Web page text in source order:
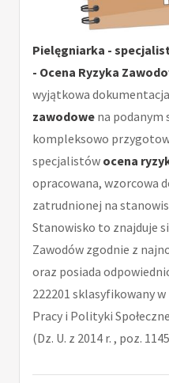
Pielęgniarka -
- Ocena Ryzyka
wyjątkowa
zawodowe na podanym
kompleksowo
specjalistów ocena
opracowana, wzorcowa
zatrudnionej na
Stanowisko to znajduje
Zawodów zgodnie z
oraz posiada
222201 sklasyfikowany
Pracy i Polityki
(Dz. U. z 2014 r. , poz.